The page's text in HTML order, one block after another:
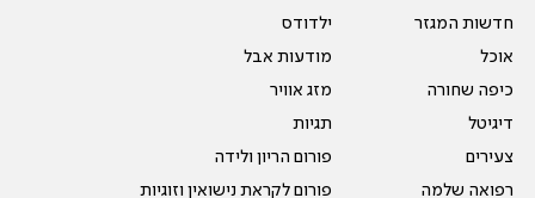
חדשות המגזר
אוכל
כיפה שחורה
דיגיטל
צעירים
רפואה שלמה
ילדודס
מודעות אבל
מזג אוויר
תגיות
פורום הריון ולידה
פורום לקראת נישואין וזוגיות